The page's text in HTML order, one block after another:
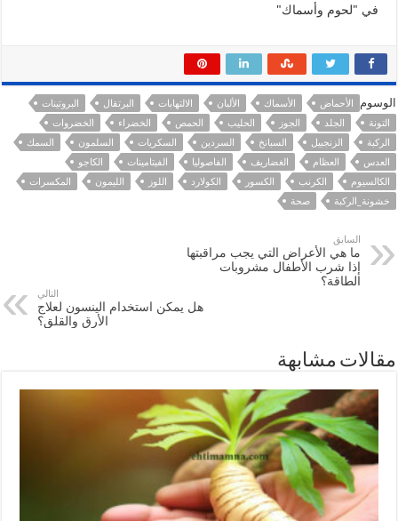
في "لحوم وأسماك"
الوسوم الأحماض الأسماك الألبان الالتهابات البرتقال
البروتينات
التونة
الجلد الجوز الحليب الحمص الخضراء
الخضروات
الركبة
الزنجبيل السبانخ السردين السكريات السلمون
السمك
العدس
العظام الغضاريف الفاصوليا الفيتامينات
الكاجو
الكالسيوم
الكرنب الكسور الكولارد اللوز الليمون
المكسرات
خشونة_الركبة
صحة
السابق
ما هي الأعراض التي يجب مراقبتها
إذا شرب الأطفال مشروبات
الطاقة؟
التالي
هل يمكن استخدام الينسون لعلاج
الأرق والقلق؟
مقالات مشابهة